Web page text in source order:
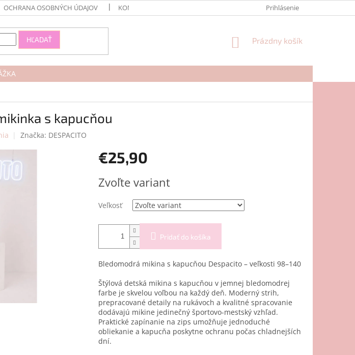
OCHRANA OSOBNÝCH ÚDAJOV KONTAKTY Prihlásenie
HĽADAŤ
NÁKUPNÝ
Prázdny košík
s kapucňou
Značka: DESPACITO
€25,90
cena:
Zvoľte variant
Veľkosť
Pridať do košíka
Bledomodrá mikina s kapucňou Despacito – veľkosti 98–140
Štýlová detská mikina s kapucňou v jemnej bledomodrej
farbe je skvelou voľbou na každý deň. Moderný strih,
prepracované detaily na rukávoch a kvalitné spracovanie
dodávajú mikine jedinečný športovo-mestský vzhľad.
Praktické zapínanie na zips umožňuje jednoduché
obliekanie a kapucňa poskytne ochranu počas chladnejších
dní.